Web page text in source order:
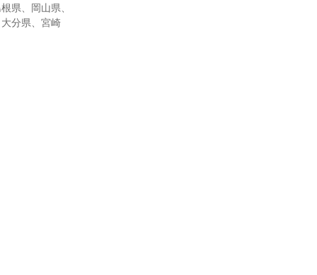
県、岡山県、
分県、宮崎